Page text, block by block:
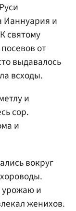
Ианнуария и
святому
от
выдавалось
всходы.
и
сор.
и
вокруг
урожаю и
женихов.